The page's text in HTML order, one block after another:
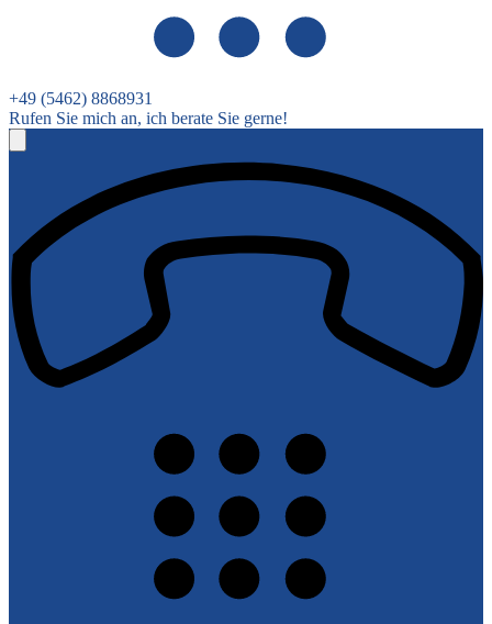
+49 (5462) 8868931
Rufen Sie mich an, ich berate Sie gerne!